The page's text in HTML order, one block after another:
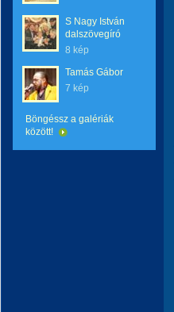
S Nagy István
dalszövegíró
8 kép
Tamás Gábor
7 kép
Böngéssz a galériák
között!